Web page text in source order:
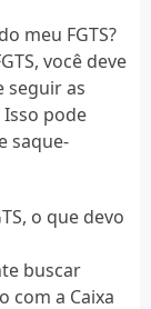
meu FGTS?
você deve
seguir as
Isso pode
saque-
o que devo
buscar
com a Caixa